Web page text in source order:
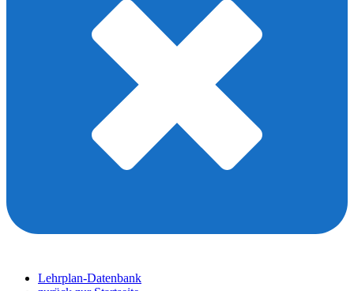
Lehrplan-Datenbank